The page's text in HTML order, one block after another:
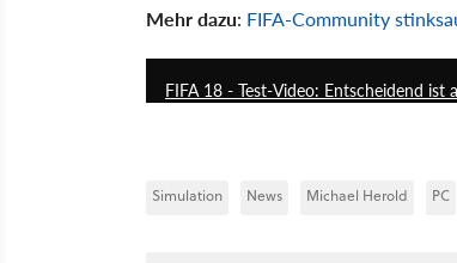
Mehr dazu: FIFA-Community
FIFA 18 - Test-Video: Entscheidend ist
Simulation News Michael Herold PC